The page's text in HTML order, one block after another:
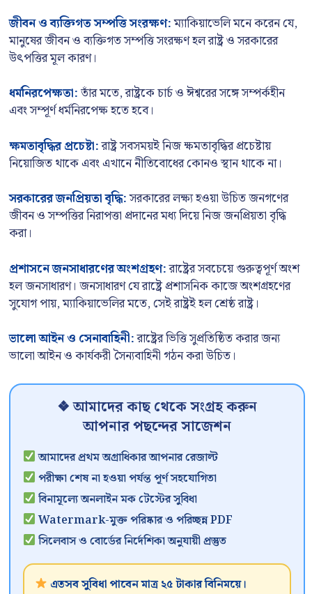
জীবন ও ব্যক্তিগত সম্পত্তি সংরক্ষণ:ম্যাকিয়াভেলি মনে করেন যে,
মানুষের জীবন ও ব্যক্তিগত সম্পত্তি সংরক্ষণ হল রাষ্ট্র ও সরকারের
উৎপত্তির মূল কারণ।
ধর্মনিরপেক্ষতা:তাঁর মতে, রাষ্ট্রকে চার্চ ও ঈশ্বরের সঙ্গে সম্পর্কহীন
এবং সম্পূর্ণ ধর্মনিরপেক্ষ হতে হবে।
ক্ষমতাবৃদ্ধির প্রচেষ্টা:রাষ্ট্র সবসময়ই নিজ ক্ষমতাবৃদ্ধির প্রচেষ্টায়
নিয়োজিত থাকে এবং এখানে নীতিবোধের কোনও স্থান থাকে না।
সরকারের জনপ্রিয়তা বৃদ্ধি:সরকারের লক্ষ্য হওয়া উচিত জনগণের
জীবন ও সম্পত্তির নিরাপত্তা প্রদানের মধ্য দিয়ে নিজ জনপ্রিয়তা বৃদ্ধি
করা।
প্রশাসনে জনসাধারণের অংশগ্রহণ:রাষ্ট্রের সবচেয়ে গুরুত্বপূর্ণ অংশ
হল জনসাধারণ। জনসাধারণ যে রাষ্ট্রে প্রশাসনিক কাজে অংশগ্রহণের
সুযোগ পায়, ম্যাকিয়াভেলির মতে, সেই রাষ্ট্রই হল শ্রেষ্ঠ রাষ্ট্র।
ভালো আইন ও সেনাবাহিনী:রাষ্ট্রের ভিত্তি সুপ্রতিষ্ঠিত করার জন্য
ভালো আইন ও কার্যকরী সৈন্যবাহিনী গঠন করা উচিত।
❖ আমাদের কাছ থেকে সংগ্রহ করুন
আপনার পছন্দের সাজেশন
আমাদের প্রথম অগ্রাধিকার আপনার রেজাল্ট
পরীক্ষা শেষ না হওয়া পর্যন্ত পূর্ণ সহযোগিতা
বিনামূল্যে অনলাইন মক টেস্টের সুবিধা
Watermark-মুক্ত পরিষ্কার ও পরিচ্ছন্ন PDF
সিলেবাস ও বোর্ডের নির্দেশিকা অনুযায়ী প্রস্তুত
এতসব সুবিধা পাবেন মাত্র ২৫ টাকার বিনিময়ে।